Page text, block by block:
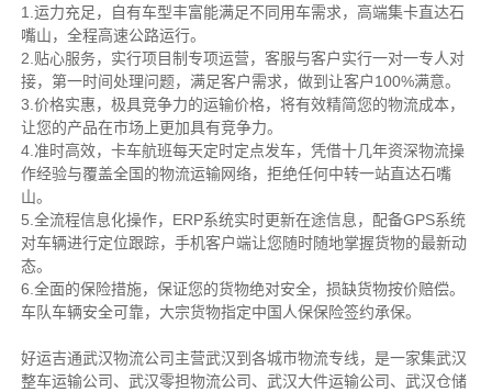
1.运力充足，自有车型丰富能满足不同用车需求，高端集卡直达石
嘴山，全程高速公路运行。
2.贴心服务，实行项目制专项运营，客服与客户实行一对一专人对
接，第一时间处理问题，满足客户需求，做到让客户100%满意。
3.价格实惠，极具竞争力的运输价格，将有效精简您的物流成本，
让您的产品在市场上更加具有竞争力。
4.准时高效，卡车航班每天定时定点发车，凭借十几年资深物流操
作经验与覆盖全国的物流运输网络，拒绝任何中转一站直达石嘴
山。
5.全流程信息化操作，ERP系统实时更新在途信息，配备GPS系统
对车辆进行定位跟踪，手机客户端让您随时随地掌握货物的最新动
态。
6.全面的保险措施，保证您的货物绝对安全，损缺货物按价赔偿。
车队车辆安全可靠，大宗货物指定中国人保保险签约承保。
好运吉通武汉物流公司主营武汉到各城市物流专线，是一家集武汉
整车运输公司、武汉零担物流公司、武汉大件运输公司、武汉仓储